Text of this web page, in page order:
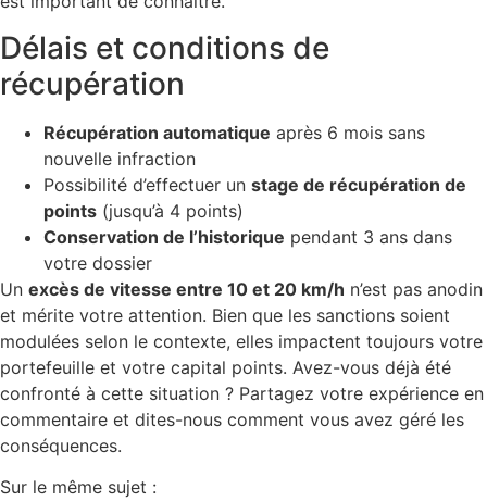
Délais et conditions de
récupération
Récupération automatique après 6 mois sans
nouvelle infraction
Possibilité d’effectuer un stage de récupération de
points (jusqu’à 4 points)
Conservation de l’historique pendant 3 ans dans
votre dossier
Un excès de vitesse entre 10 et 20 km/h n’est pas anodin
et mérite votre attention. Bien que les sanctions soient
modulées selon le contexte, elles impactent toujours votre
portefeuille et votre capital points. Avez-vous déjà été
confronté à cette situation ? Partagez votre expérience en
commentaire et dites-nous comment vous avez géré les
conséquences.
Sur le même sujet :